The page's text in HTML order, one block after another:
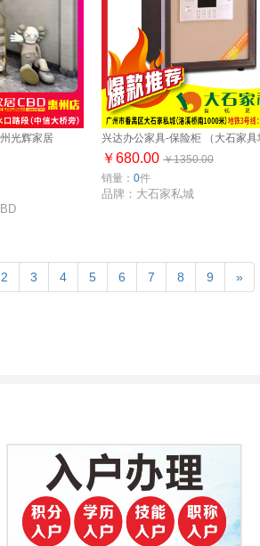
兴达办公家具-保险柜 （大石家具
￥680.00 ￥1350.00
销量： 0件
品牌：大石家私城
2 3 4 5 6 7 8 9 »